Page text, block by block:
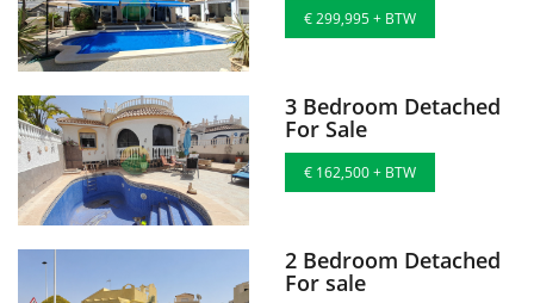
€ 299,995 + BTW
3 Bedroom Detached
For Sale
€ 162,500 + BTW
2 Bedroom Detached
For sale